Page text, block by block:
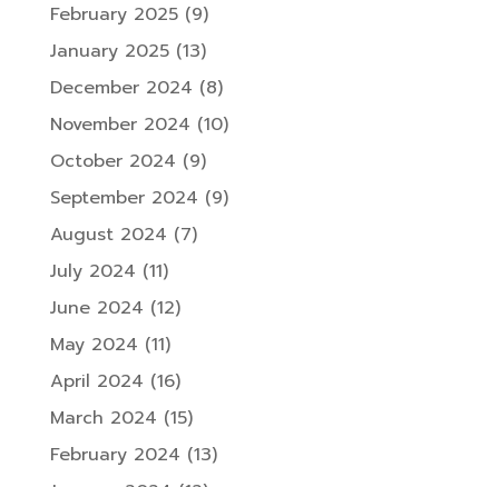
February 2025(9)
January 2025(13)
December 2024 (8)
November 2024 (10)
October 2024 (9)
September 2024 (9)
August 2024 (7)
July 2024 (11)
June 2024 (12)
May 2024 (11)
April 2024 (16)
March 2024 (15)
February 2024 (13)